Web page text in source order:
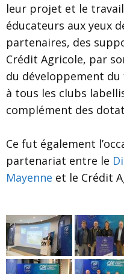
leur projet et le
éducateurs aux yeux
partenaires, des
Crédit Agricole, par
du développement
à tous les clubs
complément des
Ce fut également
partenariat entre le
Mayenne et le Crédit